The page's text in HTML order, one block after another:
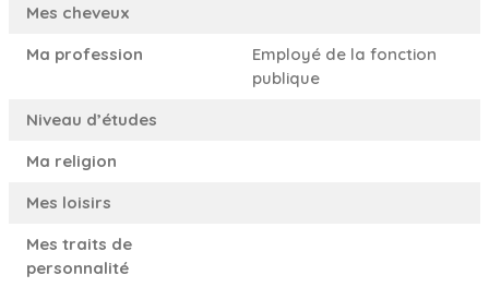
Mes cheveux
Ma profession
Employé de la fonction
publique
Niveau d’études
Ma religion
Mes loisirs
Mes traits de
personnalité